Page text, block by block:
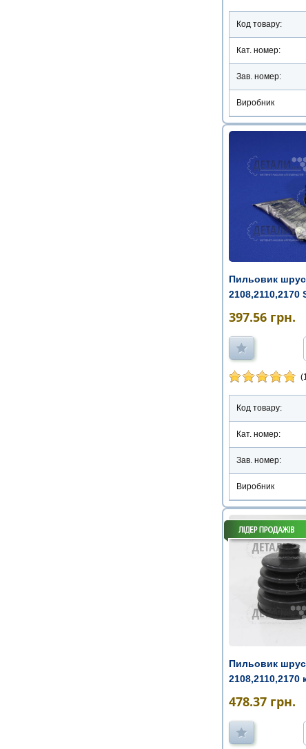
Код товару:
Кат. номер:
Зав. номер:
Виробник
Пильовик шрус
2108,2110,2170
397.56 грн.
Код товару:
Кат. номер:
Зав. номер:
Виробник
Пильовик шрус
2108,2110,2170
478.37 грн.